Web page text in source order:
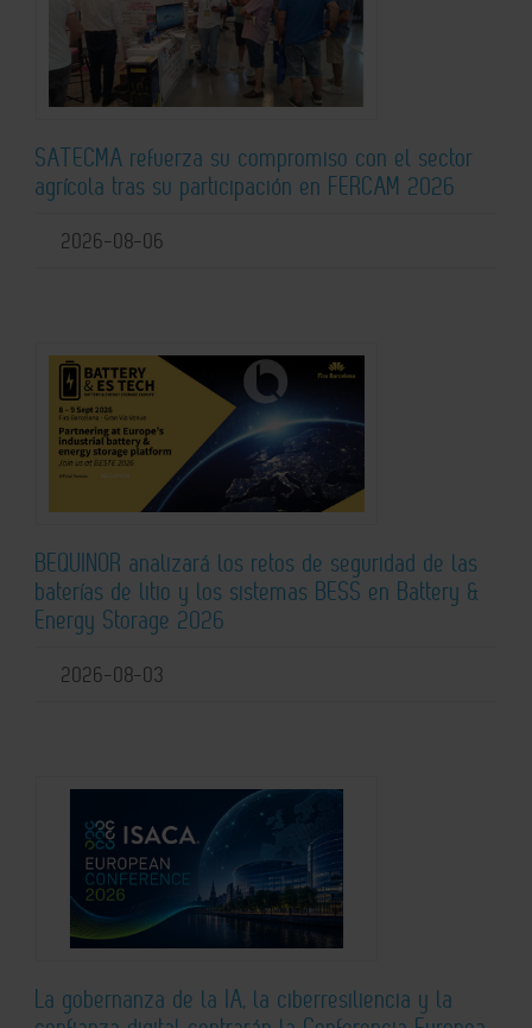
SATECMA refuerza su compromiso con el sector
agrícola tras su participación en FERCAM 2026
2026-08-06
BEQUINOR analizará los retos de seguridad de las
baterías de litio y los sistemas BESS en Battery &
Energy Storage 2026
2026-08-03
La gobernanza de la IA, la ciberresiliencia y la